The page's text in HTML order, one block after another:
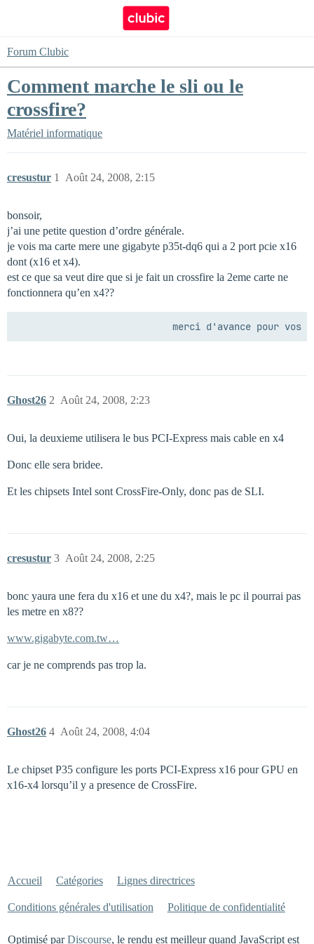
Forum Clubic
Comment marche le sli ou le
crossfire?
Matériel informatique
cresustur Août 24, 2008, 2:15
1
bonsoir,
j’ai une petite question d’ordre générale.
je vois ma carte mere une gigabyte p35t-dq6 qui a 2 port pcie x16
dont (x16 et x4).
est ce que sa veut dire que si je fait un crossfire la 2eme carte ne
fonctionnera qu’en x4??
Ghost26 Août 24, 2008, 2:23
2
Oui, la deuxieme utilisera le bus PCI-Express mais cable en x4
Donc elle sera bridee.
Et les chipsets Intel sont CrossFire-Only, donc pas de SLI.
cresustur Août 24, 2008, 2:25
3
bonc yaura une fera du x16 et une du x4?, mais le pc il pourrai pas
les metre en x8??
www.gigabyte.com.tw…
car je ne comprends pas trop la.
Ghost26 Août 24, 2008, 4:04
4
Le chipset P35 configure les ports PCI-Express x16 pour GPU en
x16-x4 lorsqu’il y a presence de CrossFire.
Accueil Catégories Lignes directrices
Conditions générales d'utilisation Politique de confidentialité
Optimisé parDiscourse, le rendu est meilleur quand JavaScript est